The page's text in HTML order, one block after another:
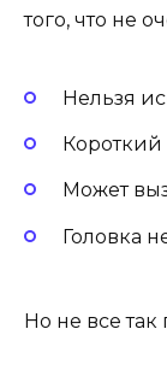
того, что не
Нельзя
Короткий
Может
Головка
Но не все так